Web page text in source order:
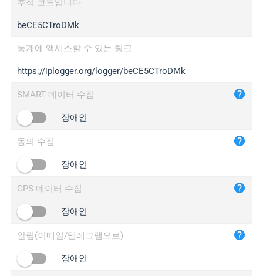
wl.gl
ed.tc
bc.ax
iplogger.com
maper.info
2no.co
yip.su
iplogger.info
iplogger.cn
추적 코드입니다
beCE5CTroDMk
통계에 액세스할 수 있는 링크
https://iplogger.org/logger/beCE5CTroDMk
SMART 데이터 수집
장애인
동의 수집
장애인
GPS 데이터 수집
장애인
알림(이메일/텔레그램으로)
장애인